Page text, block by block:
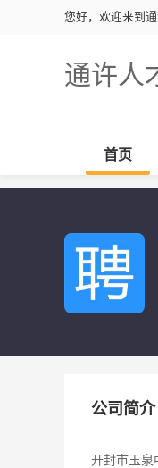
您好，欢迎来到通
通许人
首页
公司简介
开封市玉泉